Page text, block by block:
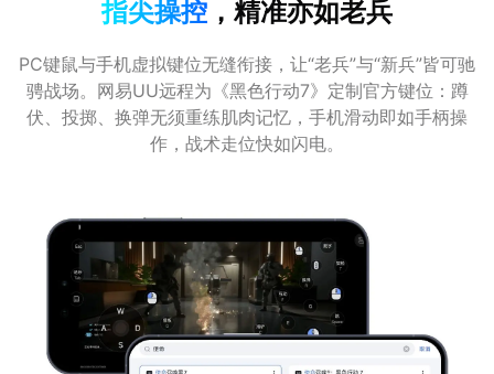
指尖操控 ，精准亦如老兵
PC键鼠与手机虚拟键位无缝衔接，让“老兵”与“新兵”皆可驰
骋战场。网易UU远程为《黑色行动7》定制官方键位：蹲
伏、投掷、换弹无须重练肌肉记忆，手机滑动即如手柄操
作，战术走位快如闪电。